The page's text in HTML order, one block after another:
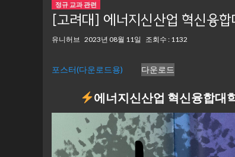
정규 교과 관련
[고려대] 에너지신산업 혁신융
유니허브 2023년 08월 11일 조회수 : 1132
포스터(다운로드용) 다운로드
에너지신산업 혁신융합대